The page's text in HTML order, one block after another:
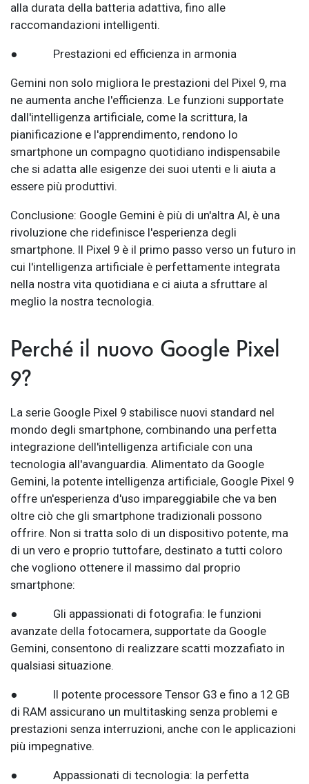
alla durata della batteria adattiva, fino alle
raccomandazioni intelligenti.
● Prestazioni ed efficienza in armonia
Gemini non solo migliora le prestazioni del Pixel 9, ma
ne aumenta anche l'efficienza. Le funzioni supportate
dall'intelligenza artificiale, come la scrittura, la
pianificazione e l'apprendimento, rendono lo
smartphone un compagno quotidiano indispensabile
che si adatta alle esigenze dei suoi utenti e li aiuta a
essere più produttivi.
Conclusione: Google Gemini è più di un'altra AI, è una
rivoluzione che ridefinisce l'esperienza degli
smartphone. Il Pixel 9 è il primo passo verso un futuro in
cui l'intelligenza artificiale è perfettamente integrata
nella nostra vita quotidiana e ci aiuta a sfruttare al
meglio la nostra tecnologia.
Perché il nuovo Google Pixel
9?
La serie Google Pixel 9 stabilisce nuovi standard nel
mondo degli smartphone, combinando una perfetta
integrazione dell'intelligenza artificiale con una
tecnologia all'avanguardia. Alimentato da Google
Gemini, la potente intelligenza artificiale, Google Pixel 9
offre un'esperienza d'uso impareggiabile che va ben
oltre ciò che gli smartphone tradizionali possono
offrire. Non si tratta solo di un dispositivo potente, ma
di un vero e proprio tuttofare, destinato a tutti coloro
che vogliono ottenere il massimo dal proprio
smartphone:
● Gli appassionati di fotografia: le funzioni
avanzate della fotocamera, supportate da Google
Gemini, consentono di realizzare scatti mozzafiato in
qualsiasi situazione.
● Il potente processore Tensor G3 e fino a 12 GB
di RAM assicurano un multitasking senza problemi e
prestazioni senza interruzioni, anche con le applicazioni
più impegnative.
● Appassionati di tecnologia: la perfetta